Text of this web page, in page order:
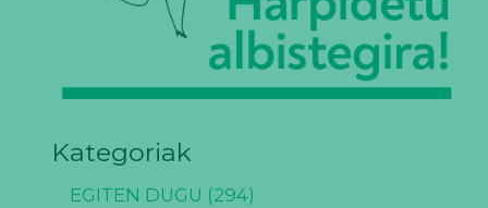
Kategoriak
EGITEN DUGU (294)